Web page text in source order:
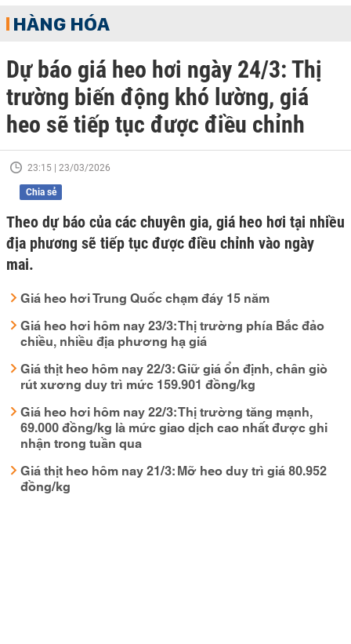
HÀNG HÓA
Dự báo giá heo hơi ngày 24/3: Thị
trường biến động khó lường, giá
heo sẽ tiếp tục được điều chỉnh
23:15 | 23/03/2026
Chia sẻ
Theo dự báo của các chuyên gia, giá heo hơi tại nhiều
địa phương sẽ tiếp tục được điều chỉnh vào ngày
mai.
Giá heo hơi Trung Quốc chạm đáy 15 năm
Giá heo hơi hôm nay 23/3: Thị trường phía Bắc đảo
chiều, nhiều địa phương hạ giá
Giá thịt heo hôm nay 22/3: Giữ giá ổn định, chân giò
rút xương duy trì mức 159.901 đồng/kg
Giá heo hơi hôm nay 22/3: Thị trường tăng mạnh,
69.000 đồng/kg là mức giao dịch cao nhất được ghi
nhận trong tuần qua
Giá thịt heo hôm nay 21/3: Mỡ heo duy trì giá 80.952
đồng/kg